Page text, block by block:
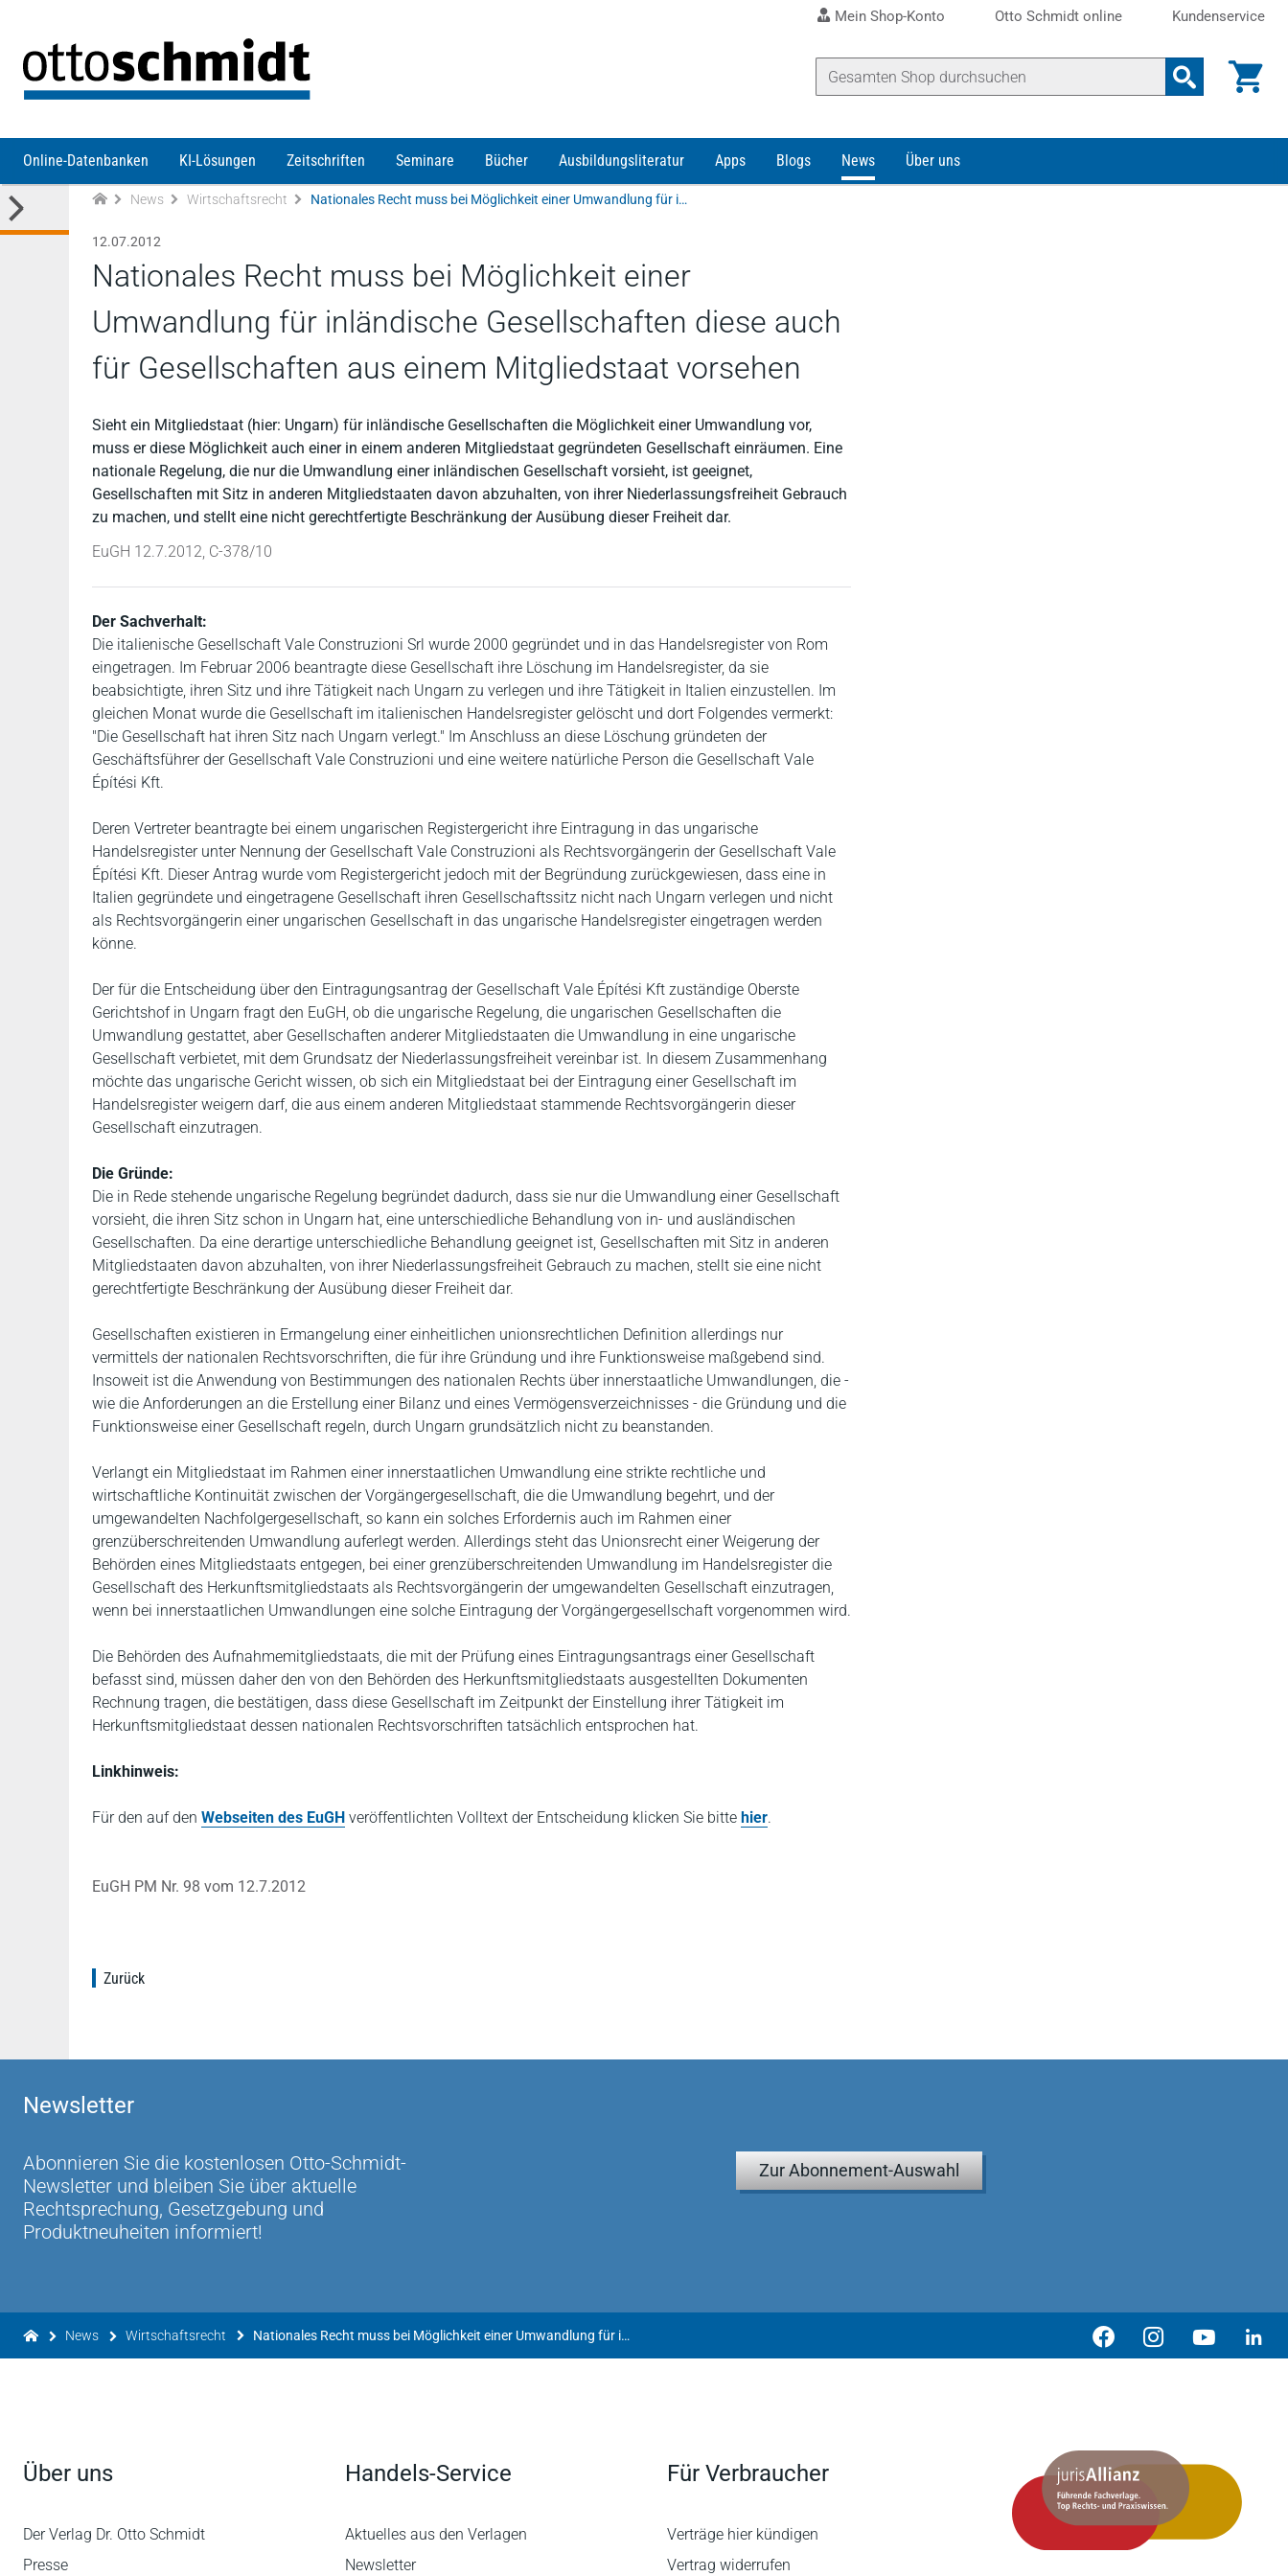
Mein Shop-Konto Otto Schmidt online Kundenservice
Online-Datenbanken KI-Lösungen Zeitschriften Seminare Bücher Ausbildungsliteratur Apps Blogs News Über uns
News Wirtschaftsrecht Nationales Recht muss bei Möglichkeit einer Umwandlung für inländische Gesellschaften diese auch für Gesellschaften aus einem Mitgliedstaat vorsehen
12.07.2012
Nationales Recht muss bei Möglichkeit einer
Umwandlung für inländische Gesellschaften diese auch
für Gesellschaften aus einem Mitgliedstaat vorsehen
Sieht ein Mitgliedstaat (hier: Ungarn) für inländische Gesellschaften die Möglichkeit einer Umwandlung vor,
muss er diese Möglichkeit auch einer in einem anderen Mitgliedstaat gegründeten Gesellschaft einräumen. Eine
nationale Regelung, die nur die Umwandlung einer inländischen Gesellschaft vorsieht, ist geeignet,
Gesellschaften mit Sitz in anderen Mitgliedstaaten davon abzuhalten, von ihrer Niederlassungsfreiheit Gebrauch
zu machen, und stellt eine nicht gerechtfertigte Beschränkung der Ausübung dieser Freiheit dar.
EuGH 12.7.2012, C-378/10
Der Sachverhalt:
Die italienische Gesellschaft Vale Construzioni Srl wurde 2000 gegründet und in das Handelsregister von Rom
eingetragen. Im Februar 2006 beantragte diese Gesellschaft ihre Löschung im Handelsregister, da sie
beabsichtigte, ihren Sitz und ihre Tätigkeit nach Ungarn zu verlegen und ihre Tätigkeit in Italien einzustellen. Im
gleichen Monat wurde die Gesellschaft im italienischen Handelsregister gelöscht und dort Folgendes vermerkt:
"Die Gesellschaft hat ihren Sitz nach Ungarn verlegt." Im Anschluss an diese Löschung gründeten der
Geschäftsführer der Gesellschaft Vale Construzioni und eine weitere natürliche Person die Gesellschaft Vale
Építési Kft.
Deren Vertreter beantragte bei einem ungarischen Registergericht ihre Eintragung in das ungarische
Handelsregister unter Nennung der Gesellschaft Vale Construzioni als Rechtsvorgängerin der Gesellschaft Vale
Építési Kft. Dieser Antrag wurde vom Registergericht jedoch mit der Begründung zurückgewiesen, dass eine in
Italien gegründete und eingetragene Gesellschaft ihren Gesellschaftssitz nicht nach Ungarn verlegen und nicht
als Rechtsvorgängerin einer ungarischen Gesellschaft in das ungarische Handelsregister eingetragen werden
könne.
Der für die Entscheidung über den Eintragungsantrag der Gesellschaft Vale Építési Kft zuständige Oberste
Gerichtshof in Ungarn fragt den EuGH, ob die ungarische Regelung, die ungarischen Gesellschaften die
Umwandlung gestattet, aber Gesellschaften anderer Mitgliedstaaten die Umwandlung in eine ungarische
Gesellschaft verbietet, mit dem Grundsatz der Niederlassungsfreiheit vereinbar ist. In diesem Zusammenhang
möchte das ungarische Gericht wissen, ob sich ein Mitgliedstaat bei der Eintragung einer Gesellschaft im
Handelsregister weigern darf, die aus einem anderen Mitgliedstaat stammende Rechtsvorgängerin dieser
Gesellschaft einzutragen.
Die Gründe:
Die in Rede stehende ungarische Regelung begründet dadurch, dass sie nur die Umwandlung einer Gesellschaft
vorsieht, die ihren Sitz schon in Ungarn hat, eine unterschiedliche Behandlung von in- und ausländischen
Gesellschaften. Da eine derartige unterschiedliche Behandlung geeignet ist, Gesellschaften mit Sitz in anderen
Mitgliedstaaten davon abzuhalten, von ihrer Niederlassungsfreiheit Gebrauch zu machen, stellt sie eine nicht
gerechtfertigte Beschränkung der Ausübung dieser Freiheit dar.
Gesellschaften existieren in Ermangelung einer einheitlichen unionsrechtlichen Definition allerdings nur
vermittels der nationalen Rechtsvorschriften, die für ihre Gründung und ihre Funktionsweise maßgebend sind.
Insoweit ist die Anwendung von Bestimmungen des nationalen Rechts über innerstaatliche Umwandlungen, die -
wie die Anforderungen an die Erstellung einer Bilanz und eines Vermögensverzeichnisses - die Gründung und die
Funktionsweise einer Gesellschaft regeln, durch Ungarn grundsätzlich nicht zu beanstanden.
Verlangt ein Mitgliedstaat im Rahmen einer innerstaatlichen Umwandlung eine strikte rechtliche und
wirtschaftliche Kontinuität zwischen der Vorgängergesellschaft, die die Umwandlung begehrt, und der
umgewandelten Nachfolgergesellschaft, so kann ein solches Erfordernis auch im Rahmen einer
grenzüberschreitenden Umwandlung auferlegt werden. Allerdings steht das Unionsrecht einer Weigerung der
Behörden eines Mitgliedstaats entgegen, bei einer grenzüberschreitenden Umwandlung im Handelsregister die
Gesellschaft des Herkunftsmitgliedstaats als Rechtsvorgängerin der umgewandelten Gesellschaft einzutragen,
wenn bei innerstaatlichen Umwandlungen eine solche Eintragung der Vorgängergesellschaft vorgenommen wird.
Die Behörden des Aufnahmemitgliedstaats, die mit der Prüfung eines Eintragungsantrags einer Gesellschaft
befasst sind, müssen daher den von den Behörden des Herkunftsmitgliedstaats ausgestellten Dokumenten
Rechnung tragen, die bestätigen, dass diese Gesellschaft im Zeitpunkt der Einstellung ihrer Tätigkeit im
Herkunftsmitgliedstaat dessen nationalen Rechtsvorschriften tatsächlich entsprochen hat.
Linkhinweis:
Für den auf den Webseiten des EuGH veröffentlichten Volltext der Entscheidung klicken Sie bitte hier.
EuGH PM Nr. 98 vom 12.7.2012
Zurück
Newsletter
Abonnieren Sie die kostenlosen Otto-Schmidt-
Newsletter und bleiben Sie über aktuelle
Rechtsprechung, Gesetzgebung und
Produktneuheiten informiert!
Zur Abonnement-Auswahl
News Wirtschaftsrecht Nationales Recht muss bei Möglichkeit einer Umwandlung für inländische Gesellschaften diese auch für Gesellschaften aus einem Mitgliedstaat vorsehen
Über uns
Der Verlag Dr. Otto Schmidt
Presse
Handels-Service
Aktuelles aus den Verlagen
Newsletter
Für Verbraucher
Verträge hier kündigen
Vertrag widerrufen